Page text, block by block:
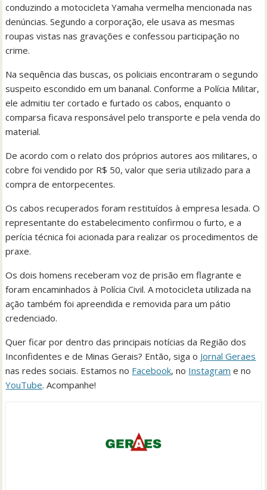
conduzindo a motocicleta Yamaha vermelha mencionada nas
denúncias. Segundo a corporação, ele usava as mesmas
roupas vistas nas gravações e confessou participação no
crime.
Na sequência das buscas, os policiais encontraram o segundo
suspeito escondido em um bananal. Conforme a Polícia Militar,
ele admitiu ter cortado e furtado os cabos, enquanto o
comparsa ficava responsável pelo transporte e pela venda do
material.
De acordo com o relato dos próprios autores aos militares, o
cobre foi vendido por R$ 50, valor que seria utilizado para a
compra de entorpecentes.
Os cabos recuperados foram restituídos à empresa lesada. O
representante do estabelecimento confirmou o furto, e a
perícia técnica foi acionada para realizar os procedimentos de
praxe.
Os dois homens receberam voz de prisão em flagrante e
foram encaminhados à Polícia Civil. A motocicleta utilizada na
ação também foi apreendida e removida para um pátio
credenciado.
Quer ficar por dentro das principais notícias da Região dos
Inconfidentes e de Minas Gerais? Então, siga o Jornal Geraes
nas redes sociais. Estamos no Facebook, no Instagram e no
YouTube. Acompanhe!